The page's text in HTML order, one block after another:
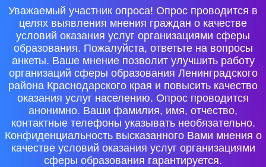
Уважаемый участник опроса! Опрос проводится в
целях выявления мнения граждан о качестве
условий оказания услуг организациями сферы
образования. Пожалуйста, ответьте на вопросы
анкеты. Ваше мнение позволит улучшить работу
организаций сферы образования Ленинградского
района Краснодарского края и повысить качество
оказания услуг населению. Опрос проводится
анонимно. Ваши фамилия, имя, отчество,
контактные телефоны указывать необязательно.
Конфиденциальность высказанного Вами мнения о
качестве условий оказания услуг организациями
сферы образования гарантируется.